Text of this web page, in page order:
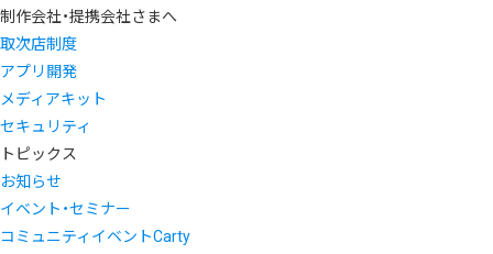
制作会社・提携会社さまへ
取次店制度
アプリ開発
メディアキット
セキュリティ
トピックス
お知らせ
イベント・セミナー
コミュニティイベントCarty